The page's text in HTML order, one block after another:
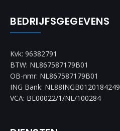
BEDRIJFSGEGEVENS
Kvk: 96382791
BTW: NL867587179B01
OB-nmr: NL867587179B01
ING Bank: NL88INGB0120184249
VCA: BE00022/1/NL/100284